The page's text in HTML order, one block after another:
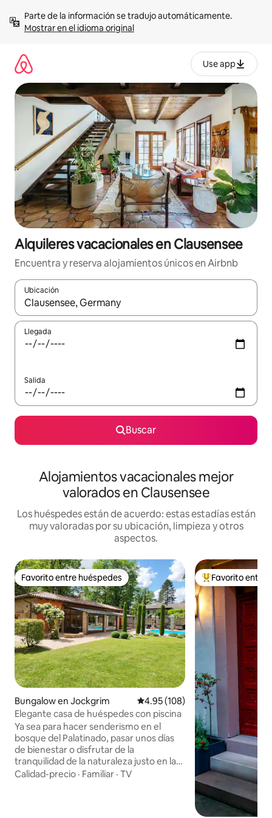
contenidoMostrar en el idioma original
Use app
Alquileres vacacionales en Clausensee
Encuentra y reserva alojamientos únicos en Airbnb
Ubicación
Cuando los resultados estén disponibles, navega con las
Llegada
Salida
Buscar
Alojamientos vacacionales mejor
valorados en Clausensee
Los huéspedes están de acuerdo: estas estadías están
muy valoradas por su ubicación, limpieza y otros
aspectos.
Favorito entre huéspedes
Favorito entre huéspedes
Bungalow en Jockgrim Calificación promedio: 4.95 de
4.95 (108)
Elegante casa de huéspedes con piscina
Ya sea para hacer senderismo en el
bosque del Palatinado, pasar unos días
de bienestar o disfrutar de la
tranquilidad de la naturaleza justo en la
puerta de casa, en este alojamiento se
Calidad-precio · Familiar · TV
Favorito entre
Favorito entre